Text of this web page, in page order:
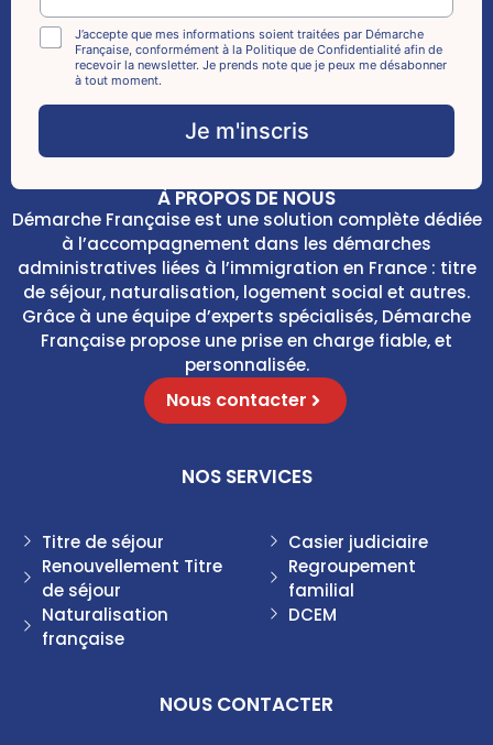
e
c
o
e
E
m
i
l
a
i
l
C
h
k
o
s
J’accepte que mes informations soient traitées par Démarche
Française, conformément à la Politique de Confidentialité afin de
recevoir la newsletter. Je prends note que je peux me désabonner
à tout moment.
Je m'inscris
À PROPOS DE NOUS
Démarche Française est une solution complète dédiée
à l’accompagnement dans les démarches
administratives liées à l’immigration en France : titre
de séjour, naturalisation, logement social et autres.
Grâce à une équipe d’experts spécialisés, Démarche
Française propose une prise en charge fiable, et
personnalisée.
Nous contacter
NOS SERVICES
Titre de séjour
Renouvellement Titre
de séjour
Naturalisation
française
Casier judiciaire
Regroupement
familial
DCEM
NOUS CONTACTER